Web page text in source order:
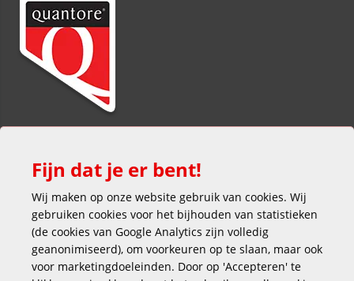
Veilig en gemakkelijk betalen
Fijn dat je er bent!
Wij maken op onze website gebruik van cookies. Wij
gebruiken cookies voor het bijhouden van statistieken
(de cookies van Google Analytics zijn volledig
geanonimiseerd), om voorkeuren op te slaan, maar ook
voor marketingdoeleinden. Door op 'Accepteren' te